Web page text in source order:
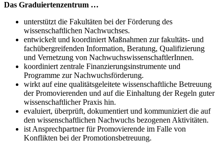
Das Graduiertenzentrum …
unterstützt die Fakultäten bei der Förderung des
wissenschaftlichen Nachwuchses.
entwickelt und koordiniert Maßnahmen zur fakultäts- und
fachübergreifenden Information, Beratung, Qualifizierung
und Vernetzung von NachwuchswissenschaftlerInnen.
koordiniert zentrale Finanzierungsinstrumente und
Programme zur Nachwuchsförderung.
wirkt auf eine qualitätsgeleitete wissenschaftliche Betreuung
der Promovierenden und auf die Einhaltung der Regeln guter
wissenschaftlicher Praxis hin.
evaluiert, überprüft, dokumentiert und kommuniziert die auf
den wissenschaftlichen Nachwuchs bezogenen Aktivitäten.
ist Ansprechpartner für Promovierende im Falle von
Konflikten bei der Promotionsbetreuung.